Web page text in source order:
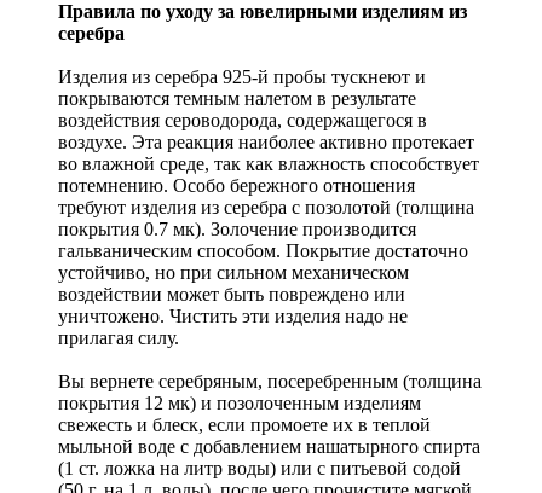
Правила по уходу за ювелирными изделиям из
серебра
Изделия из серебра 925-й пробы тускнеют и
покрываются темным налетом в результате
воздействия сероводорода, содержащегося в
воздухе. Эта реакция наиболее активно протекает
во влажной среде, так как влажность способствует
потемнению. Особо бережного отношения
требуют изделия из серебра с позолотой (толщина
покрытия 0.7 мк). Золочение производится
гальваническим способом. Покрытие достаточно
устойчиво, но при сильном механическом
воздействии может быть повреждено или
уничтожено. Чистить эти изделия надо не
прилагая силу.
Вы вернете серебряным, посеребренным (толщина
покрытия 12 мк) и позолоченным изделиям
свежесть и блеск, если промоете их в теплой
мыльной воде с добавлением нашатырного спирта
(1 ст. ложка на литр воды) или с питьевой содой